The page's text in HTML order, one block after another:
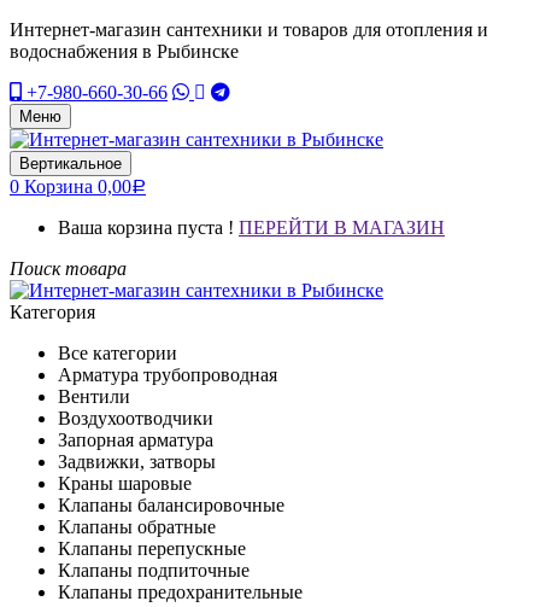
Интернет-магазин сантехники и товаров для отопления и
водоснабжения в Рыбинске
+7-980-660-30-66
Меню
Вертикальное
0 Корзина 0,00Р
Ваша корзина пуста ! ПЕРЕЙТИ В МАГАЗИН
Поиск товара
Категория
Все категории
Арматура трубопроводная
Вентили
Воздухоотводчики
Запорная арматура
Задвижки, затворы
Краны шаровые
Клапаны балансировочные
Клапаны обратные
Клапаны перепускные
Клапаны подпиточные
Клапаны предохранительные